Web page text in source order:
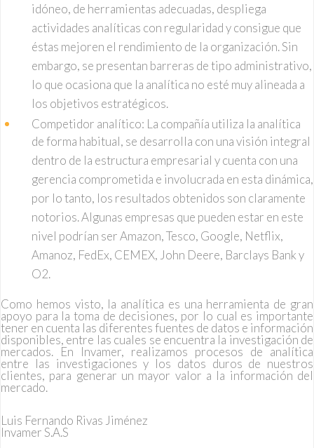
idóneo, de herramientas adecuadas, despliega
actividades analíticas con regularidad y consigue que
éstas mejoren el rendimiento de la organización. Sin
embargo, se presentan barreras de tipo administrativo,
lo que ocasiona que la analítica no esté muy alineada a
los objetivos estratégicos.
Competidor analítico: La compañía utiliza la analítica
de forma habitual, se desarrolla con una visión integral
dentro de la estructura empresarial y cuenta con una
gerencia comprometida e involucrada en esta dinámica,
por lo tanto, los resultados obtenidos son claramente
notorios. Algunas empresas que pueden estar en este
nivel podrían ser Amazon, Tesco, Google, Netflix,
Amanoz, FedEx, CEMEX, John Deere, Barclays Bank y
O2.
Como hemos visto, la analítica es una herramienta de gran
apoyo para la toma de decisiones, por lo cual es importante
tener en cuenta las diferentes fuentes de datos e información
disponibles, entre las cuales se encuentra la investigación de
mercados. En Invamer, realizamos procesos de analítica
entre las investigaciones y los datos duros de nuestros
clientes, para generar un mayor valor a la información del
mercado.
Luis Fernando Rivas Jiménez
Invamer S.A.S